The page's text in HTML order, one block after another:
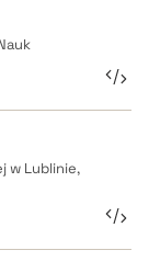
w Lublinie,